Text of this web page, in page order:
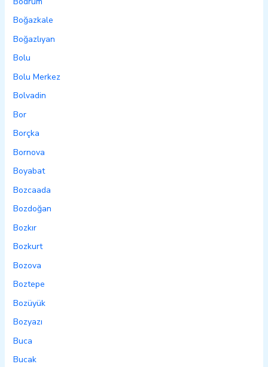
Boğazkale
Boğazlıyan
Bolu
Bolu Merkez
Bolvadin
Bor
Borçka
Bornova
Boyabat
Bozcaada
Bozdoğan
Bozkır
Bozkurt
Bozova
Boztepe
Bozüyük
Bozyazı
Buca
Bucak